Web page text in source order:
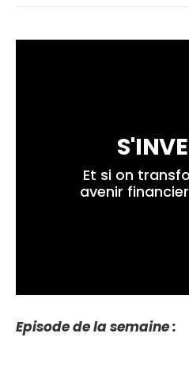
avenir
Episode de la semaine :